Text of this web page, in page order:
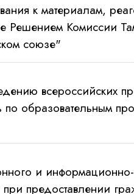
к материалам,
Решением Комиссии
союзе"
всероссийских
по образовательным
и информационно-
предоставлении